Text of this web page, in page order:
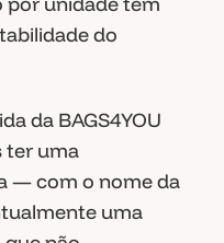
do
da BAGS4YOU
ter uma
— com o nome da
uma